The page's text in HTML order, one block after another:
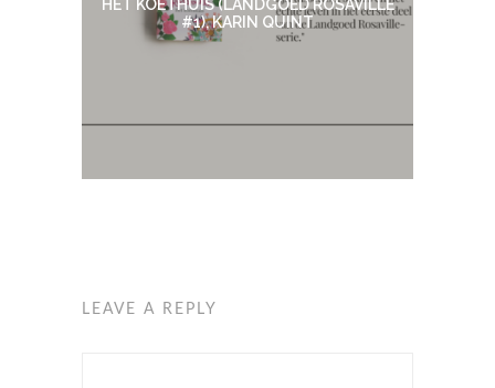
HET KOETHUIS (LANDGOED ROSAVILLE
#1), KARIN QUINT
LEAVE A REPLY